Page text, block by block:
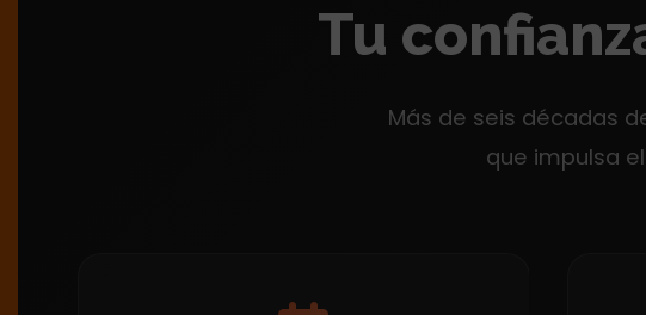
Tu
Más de seis décadas
que impulsa